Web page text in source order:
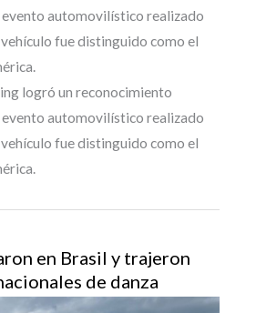
evento automovilístico realizado
fue distinguido como el
logró un reconocimiento
evento automovilístico realizado
fue distinguido como el
en Brasil y trajeron
de danza